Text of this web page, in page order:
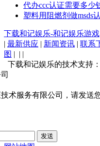
代办ccc认证需要多少
塑料用阻燃剂做msds
下载和记娱乐-和记娱乐游戏
| 最新供应 | 新闻资讯 | 联系
图 | | |
下载和记娱乐的技术支持
术服务有限公司，请发送